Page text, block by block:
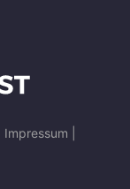
Impressum